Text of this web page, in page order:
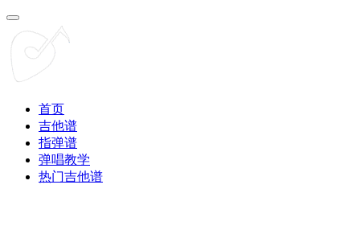
首页
吉他谱
指弹谱
弹唱教学
热门吉他谱